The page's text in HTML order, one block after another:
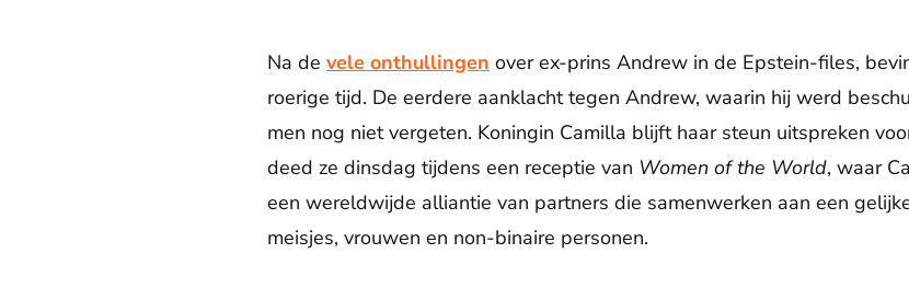
Na de vele onthullingen over ex-prins Andrew in de Epstein-files,
roerige tijd. De eerdere aanklacht tegen Andrew, waarin hij werd
men nog niet vergeten. Koningin Camilla blijft haar steun uitspreken
deed ze dinsdag tijdens een receptie van Women of the World, waar
een wereldwijde alliantie van partners die samenwerken aan een
meisjes, vrouwen en non-binaire personen.